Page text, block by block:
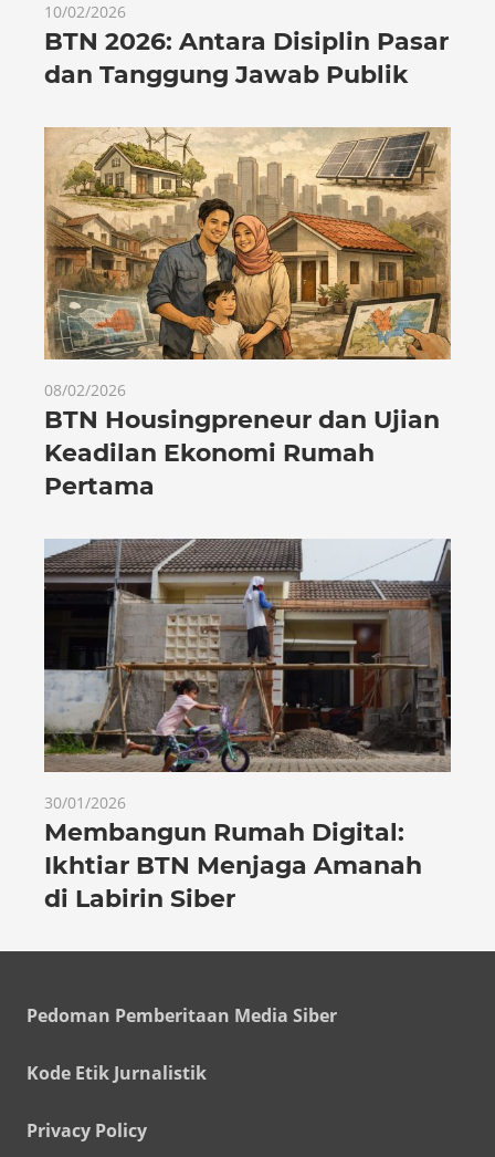
10/02/2026
BTN 2026: Antara Disiplin Pasar
dan Tanggung Jawab Publik
08/02/2026
BTN Housingpreneur dan Ujian
Keadilan Ekonomi Rumah
Pertama
30/01/2026
Membangun Rumah Digital:
Ikhtiar BTN Menjaga Amanah
di Labirin Siber
Pedoman Pemberitaan Media Siber
Kode Etik Jurnalistik
Privacy Policy